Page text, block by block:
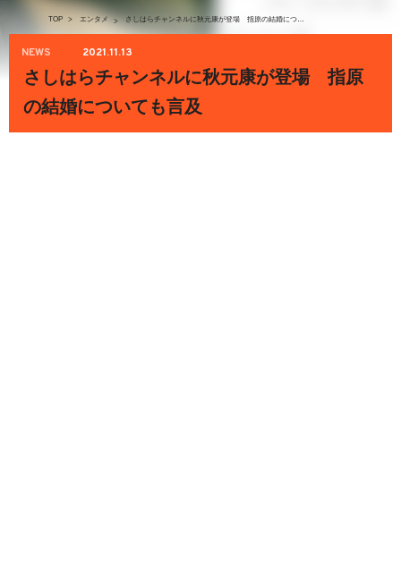
TOP > エンタメ > さしはらチャンネルに秋元康が登場 指原の結婚についても言及
NEWS 2021.11.13
さしはらチャンネルに秋元康が登場 指原
の結婚についても言及